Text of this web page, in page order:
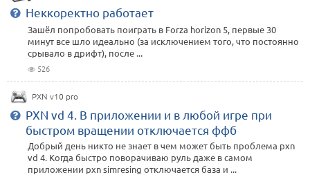
Неккоректно работает
Зашёл попробовать поиграть в Forza horizon 5, первые 30
минут все шло идеально (за исключением того, что постоянно
срывало в дрифт), после ...
526
PXN v10 pro
PXN vd 4. В приложении и в любой игре при
быстром вращении отключается ффб
Добрый день никто не знает в чем может быть проблема pxn
vd 4. Когда быстро поворачиваю руль даже в самом
приложении pxn simresing отключается база и ...